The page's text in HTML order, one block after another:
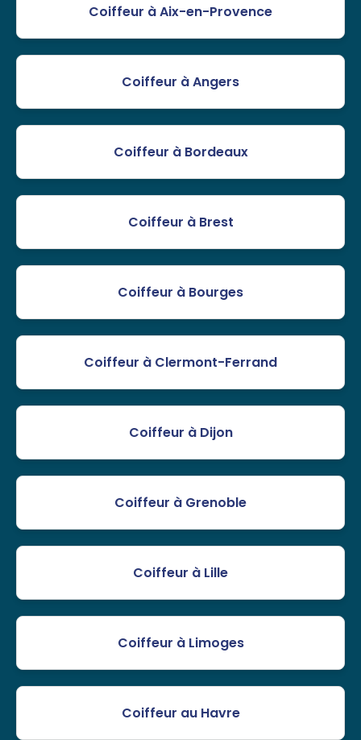
Coiffeur à Aix-en-Provence
Coiffeur à Angers
Coiffeur à Bordeaux
Coiffeur à Brest
Coiffeur à Bourges
Coiffeur à Clermont-Ferrand
Coiffeur à Dijon
Coiffeur à Grenoble
Coiffeur à Lille
Coiffeur à Limoges
Coiffeur au Havre